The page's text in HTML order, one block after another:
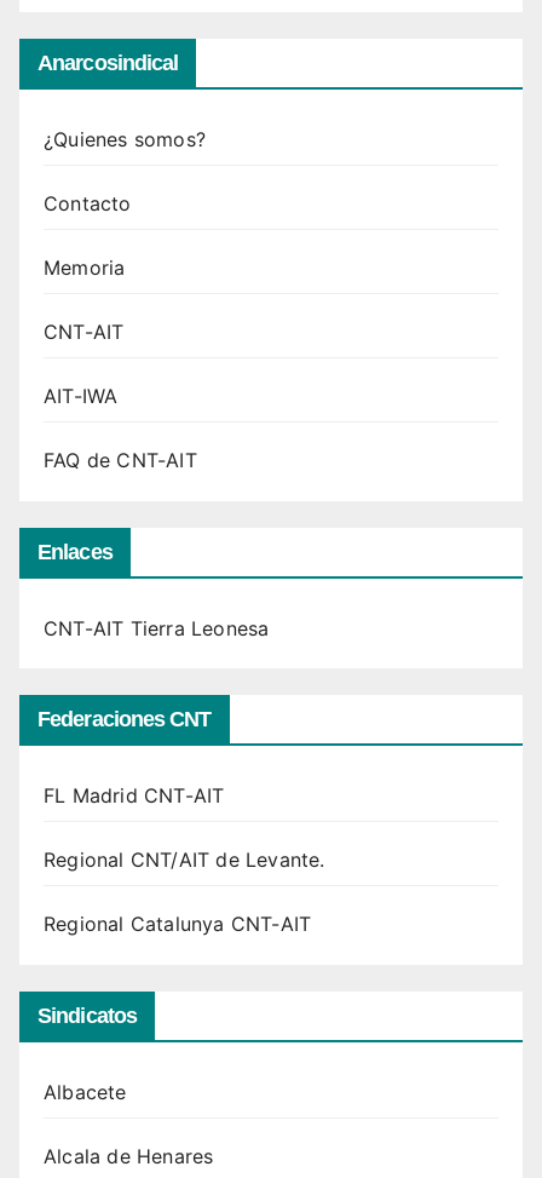
Anarcosindical
¿Quienes somos?
Contacto
Memoria
CNT-AIT
AIT-IWA
FAQ de CNT-AIT
Enlaces
CNT-AIT Tierra Leonesa
Federaciones CNT
FL Madrid CNT-AIT
Regional CNT/AIT de Levante.
Regional Catalunya CNT-AIT
Sindicatos
Albacete
Alcala de Henares